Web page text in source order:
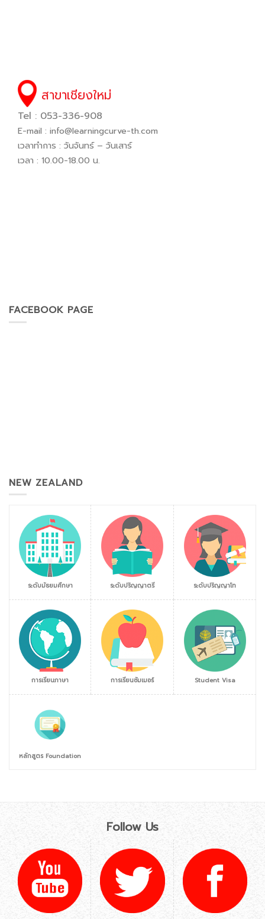
สาขาเชียงใหม่
Tel : 053-336-908
E-mail : info@learningcurve-th.com
เวลาทำการ : วันจันทร์ – วันเสาร์
เวลา : 10.00-18.00 น.
FACEBOOK PAGE
NEW ZEALAND
ระดับมัธยมศึกษา ระดับปริญญาตรี ระดับปริญญาโท
การเรียนภาษา การเรียนซัมเมอร์ Student Visa
หลักสูตร Foundation
Follow Us